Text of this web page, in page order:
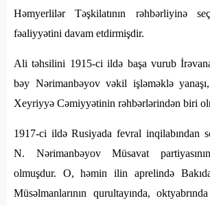
Həmyerlilər Təşkilatının rəhbərliyinə
fəaliyyətini davam etdirmişdir.
Ali təhsilini 1915-ci ildə başa vurub
bəy Nərimanbəyov vəkil işləməklə
Xeyriyyə Cəmiyyətinin rəhbərlərindən biri
1917-ci ildə Rusiyada fevral inqilabından
N. Nərimanbəyov Müsavat
olmuşdur. O, həmin ilin aprelində
Müsəlmanlarının qurultayında,